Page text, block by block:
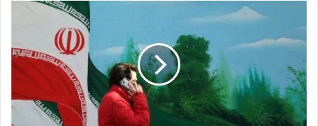
للحرب
اقتراب
الأسطول
العسكري
الأمريكي